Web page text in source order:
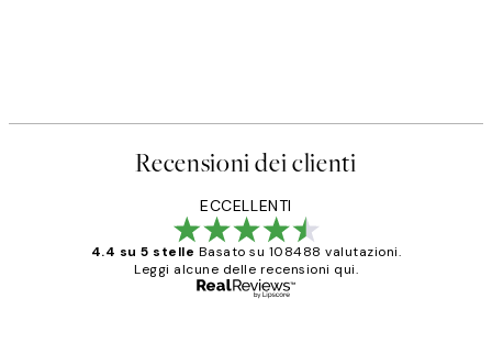
Recensioni dei clienti
ECCELLENTI
4.4 su 5 stelle Basato su 108488 valutazioni.
Leggi alcune delle recensioni qui.